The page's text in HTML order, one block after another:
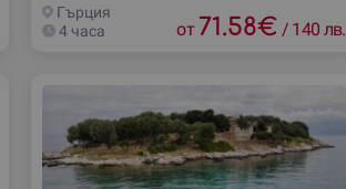
Diving в Гърция и
Гърция
4 часа
от 71.58€ /140 лв.